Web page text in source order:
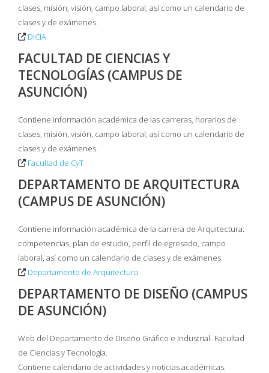
clases, misión, visión, campo laboral, así como un calendario de
clases y de exámenes.
DICIA
FACULTAD DE CIENCIAS Y
TECNOLOGÍAS (CAMPUS DE
ASUNCIÓN)
Contiene información académica de las carreras, horarios de
clases, misión, visión, campo laboral, así como un calendario de
clases y de exámenes.
Facultad de CyT
DEPARTAMENTO DE ARQUITECTURA
(CAMPUS DE ASUNCIÓN)
Contiene información académica de la carrera de Arquitectura:
competencias, plan de estudio, perfil de egresado, campo
laboral, así como un calendario de clases y de exámenes.
Departamento de Arquitectura
DEPARTAMENTO DE DISEÑO (CAMPUS
DE ASUNCIÓN)
Web del Departamento de Diseño Gráfico e Industrial- Facultad
de Ciencias y Tecnología.
Contiene calendario de actividades y noticias académicas.